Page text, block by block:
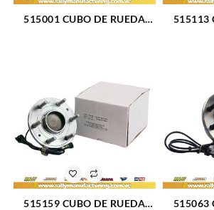
515001 CUBO DE RUEDA
515113
515159 CUBO DE RUEDA
515063